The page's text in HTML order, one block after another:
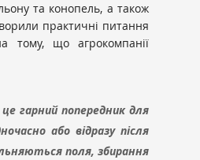
та конопель, а також
практичні питання
тому, що агрокомпанії
гарний попередник для
або відразу після
поля, збирання